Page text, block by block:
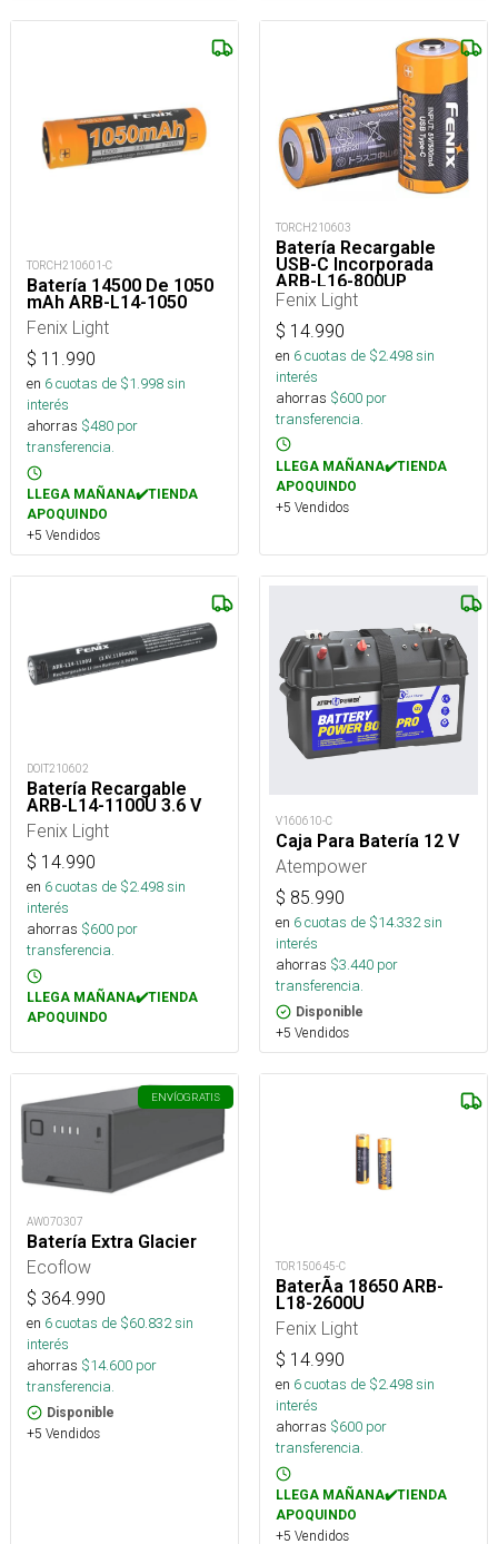
TORCH210601-C
Batería 14500 De 1050
mAh ARB-L14-1050
Fenix Light
$ 11.990
en 6cuotas de $1.998sin
interés
ahorras $480 por
transferencia.
LLEGA MAÑANA✔️TIENDA
APOQUINDO
+5 Vendidos
TORCH210603
Batería Recargable
USB-C Incorporada
ARB-L16-800UP
Fenix Light
$ 14.990
en 6cuotas de $2.498sin
interés
ahorras $600 por
transferencia.
LLEGA MAÑANA✔️TIENDA
APOQUINDO
+5 Vendidos
DOIT210602
Batería Recargable
ARB-L14-1100U 3.6 V
Fenix Light
$ 14.990
en 6cuotas de $2.498sin
interés
ahorras $600 por
transferencia.
LLEGA MAÑANA✔️TIENDA
APOQUINDO
V160610-C
Caja Para Batería 12 V
Atempower
$ 85.990
en 6cuotas de $14.332sin
interés
ahorras $3.440 por
transferencia.
Disponible
+5 Vendidos
ENVÍOGRATIS
AW070307
Batería Extra Glacier
Ecoflow
$ 364.990
en 6cuotas de $60.832sin
interés
ahorras $14.600 por
transferencia.
Disponible
+5 Vendidos
TOR150645-C
BaterÃ­a 18650 ARB-
L18-2600U
Fenix Light
$ 14.990
en 6cuotas de $2.498sin
interés
ahorras $600 por
transferencia.
LLEGA MAÑANA✔️TIENDA
APOQUINDO
+5 Vendidos